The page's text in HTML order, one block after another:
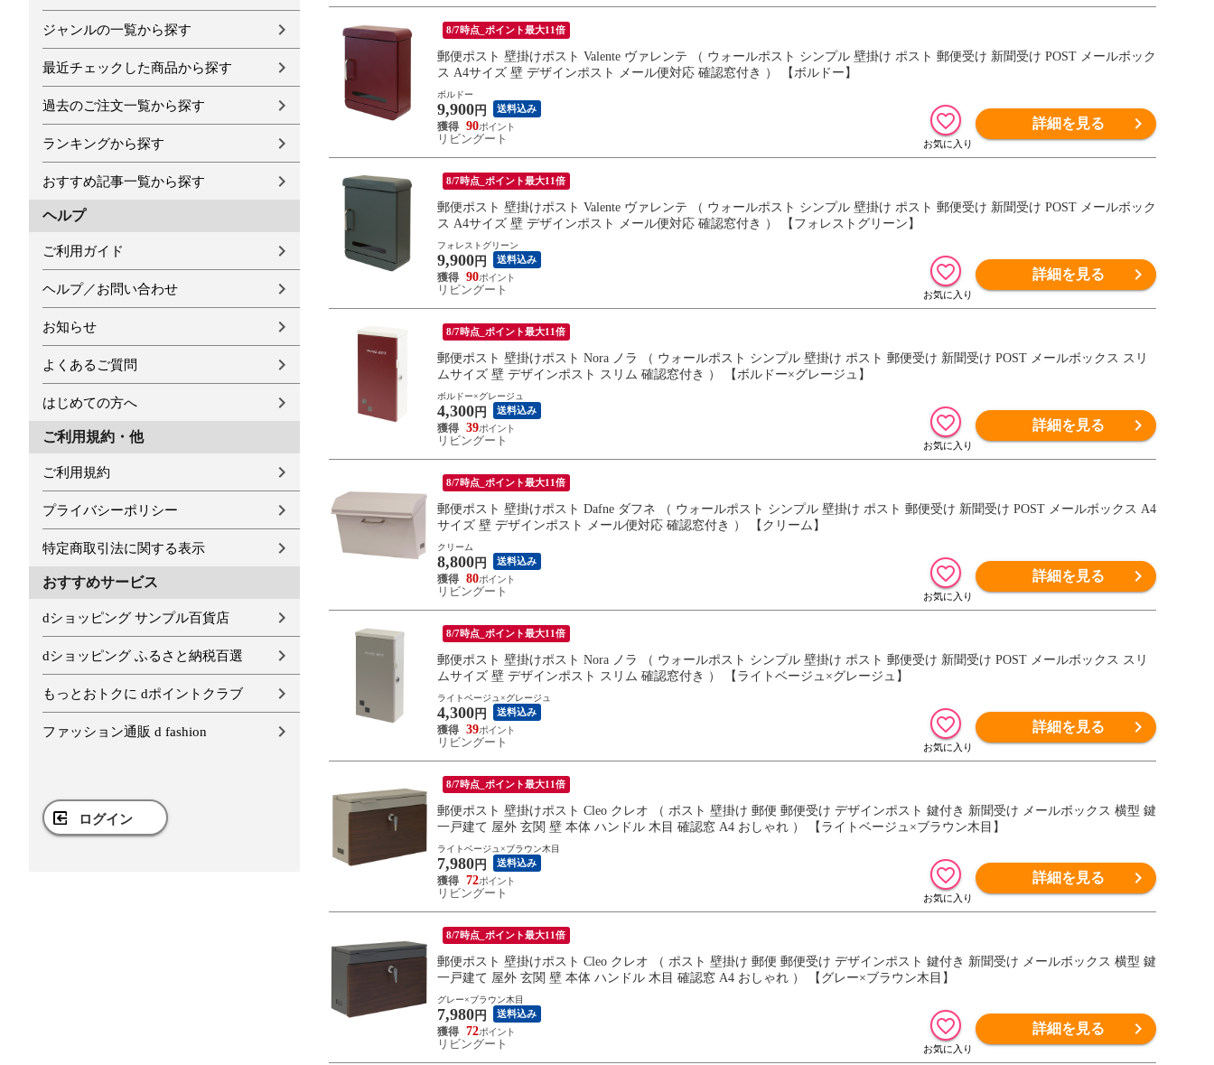
ジャンルの一覧から探す
最近チェックした商品から探す
過去のご注文一覧から探す
ランキングから探す
おすすめ記事一覧から探す
ヘルプ
ご利用ガイド
ヘルプ／お問い合わせ
お知らせ
よくあるご質問
はじめての方へ
ご利用規約・他
ご利用規約
プライバシーポリシー
特定商取引法に関する表示
おすすめサービス
dショッピング サンプル百貨店
dショッピング ふるさと納税百選
もっとおトクに dポイントクラブ
ファッション通販 d fashion
ログイン
8/7時点_ポイント最大11倍
郵便ポスト 壁掛けポスト Valente ヴァレンテ （ ウォールポスト シンプル 壁掛け ポスト 郵便受け 新聞受け POST メールボック
ス A4サイズ 壁 デザインポスト メール便対応 確認窓付き ） 【ボルドー】
ボルドー
9,900 円 送料込み
90
リビングート
詳細を見る
8/7時点_ポイント最大11倍
郵便ポスト 壁掛けポスト Valente ヴァレンテ （ ウォールポスト シンプル 壁掛け ポスト 郵便受け 新聞受け POST メールボック
ス A4サイズ 壁 デザインポスト メール便対応 確認窓付き ） 【フォレストグリーン】
フォレストグリーン
9,900 円 送料込み
90
リビングート
詳細を見る
8/7時点_ポイント最大11倍
郵便ポスト 壁掛けポスト Nora ノラ （ ウォールポスト シンプル 壁掛け ポスト 郵便受け 新聞受け POST メールボックス スリ
ムサイズ 壁 デザインポスト スリム 確認窓付き ） 【ボルドー×グレージュ】
ボルドー×グレージュ
4,300 円 送料込み
39
リビングート
詳細を見る
8/7時点_ポイント最大11倍
郵便ポスト 壁掛けポスト Dafne ダフネ （ ウォールポスト シンプル 壁掛け ポスト 郵便受け 新聞受け POST メールボックス A4
サイズ 壁 デザインポスト メール便対応 確認窓付き ） 【クリーム】
クリーム
8,800 円 送料込み
80
リビングート
詳細を見る
8/7時点_ポイント最大11倍
郵便ポスト 壁掛けポスト Nora ノラ （ ウォールポスト シンプル 壁掛け ポスト 郵便受け 新聞受け POST メールボックス スリ
ムサイズ 壁 デザインポスト スリム 確認窓付き ） 【ライトベージュ×グレージュ】
ライトベージュ×グレージュ
4,300 円 送料込み
39
リビングート
詳細を見る
8/7時点_ポイント最大11倍
郵便ポスト 壁掛けポスト Cleo クレオ （ ポスト 壁掛け 郵便 郵便受け デザインポスト 鍵付き 新聞受け メールボックス 横型 鍵
一戸建て 屋外 玄関 壁 本体 ハンドル 木目 確認窓 A4 おしゃれ ） 【ライトベージュ×ブラウン木目】
ライトベージュ×ブラウン木目
7,980 円 送料込み
72
リビングート
詳細を見る
8/7時点_ポイント最大11倍
郵便ポスト 壁掛けポスト Cleo クレオ （ ポスト 壁掛け 郵便 郵便受け デザインポスト 鍵付き 新聞受け メールボックス 横型 鍵
一戸建て 屋外 玄関 壁 本体 ハンドル 木目 確認窓 A4 おしゃれ ） 【グレー×ブラウン木目】
グレー×ブラウン木目
7,980 円 送料込み
72
リビングート
詳細を見る